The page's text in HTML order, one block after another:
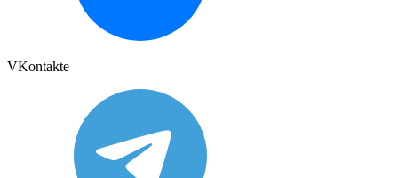
VKontakte